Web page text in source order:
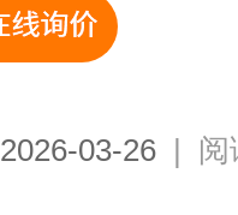
2026-03-26 | 阅